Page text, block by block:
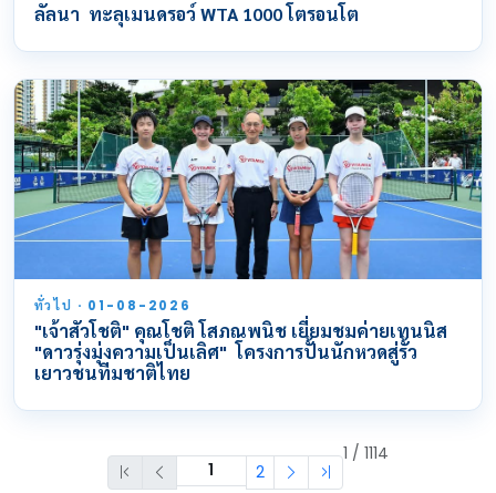
ลัลนา ทะลุเมนดรอว์ WTA 1000 โตรอนโต
ทั่วไป · 01-08-2026
"เจ้าสัวโชติ" คุณโชติ โสภณพนิช เยี่ยมชมค่ายเทนนิส
"ดาวรุ่งมุ่งความเป็นเลิศ" โครงการปั้นนักหวดสู่รั้ว
เยาวชนทีมชาติไทย
2
1 / 1114